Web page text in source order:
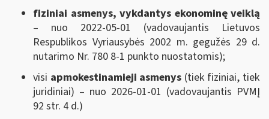
fiziniai asmenys, vykdantys ekonominę veiklą
– nuo 2022-05-01 (vadovaujantis Lietuvos
Respublikos Vyriausybės 2002 m. gegužės 29 d.
nutarimo Nr. 780 8-1 punkto nuostatomis);
visi apmokestinamieji asmenys (tiek fiziniai, tiek
juridiniai) – nuo 2026-01-01 (vadovaujantis PVMĮ
92 str. 4 d.)